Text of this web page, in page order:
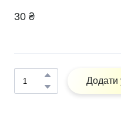
30 ₴
Додати